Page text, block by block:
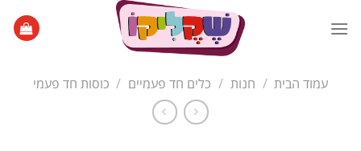
עמוד הבית / חנות / כלים חד פעמיים / כוסות חד פעמי